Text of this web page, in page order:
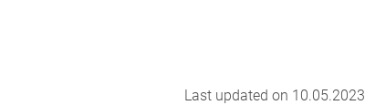
Last updated on 10.05.2023